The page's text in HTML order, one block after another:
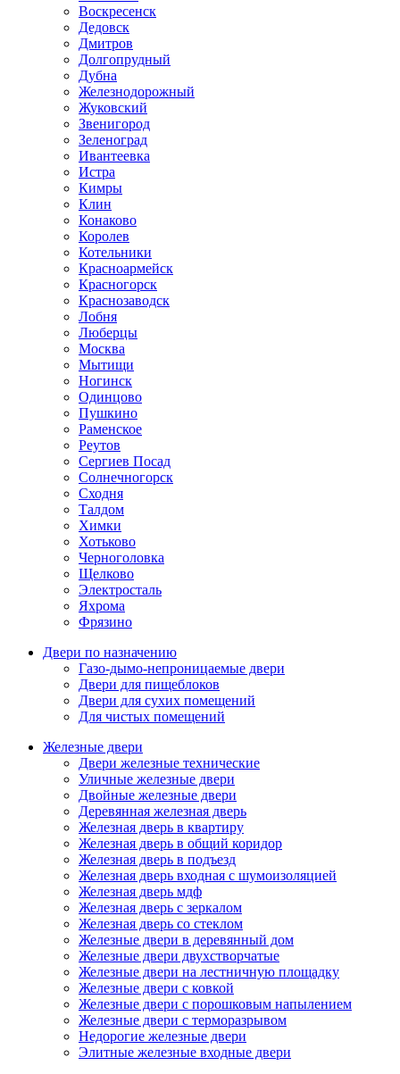
Воскресенск
Дедовск
Дмитров
Долгопрудный
Дубна
Железнодорожный
Жуковский
Звенигород
Зеленоград
Ивантеевка
Истра
Кимры
Клин
Конаково
Королев
Котельники
Красноармейск
Красногорск
Краснозаводск
Лобня
Люберцы
Москва
Мытищи
Ногинск
Одинцово
Пушкино
Раменское
Реутов
Сергиев Посад
Солнечногорск
Сходня
Талдом
Химки
Хотьково
Черноголовка
Щелково
Электросталь
Яхрома
Фрязино
Двери по назначению
Газо-дымо-непроницаемые двери
Двери для пищеблоков
Двери для сухих помещений
Для чистых помещений
Железные двери
Двери железные технические
Уличные железные двери
Двойные железные двери
Деревянная железная дверь
Железная дверь в квартиру
Железная дверь в общий коридор
Железная дверь в подъезд
Железная дверь входная с шумоизоляцией
Железная дверь мдф
Железная дверь с зеркалом
Железная дверь со стеклом
Железные двери в деревянный дом
Железные двери двухстворчатые
Железные двери на лестничную площадку
Железные двери с ковкой
Железные двери с порошковым напылением
Железные двери с терморазрывом
Недорогие железные двери
Элитные железные входные двери